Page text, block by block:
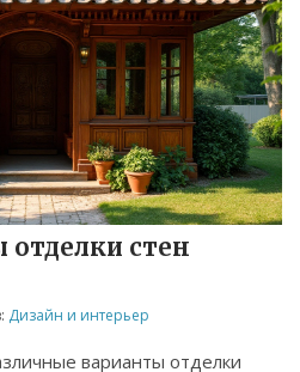
стен
Дизайн и интерьер
варианты отделки